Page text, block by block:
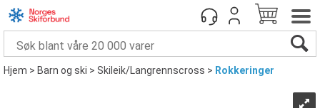
Hjem>Barn og ski>Skileik/Langrennscross> Rokkeringer